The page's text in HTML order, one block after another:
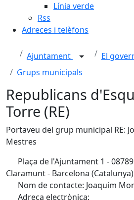
Línia verde
Rss
Adreces i telèfons
Ajuntament
El
Grups municipals
Republicans
Torre (RE)
Portaveu del grup municipal RE:
Mestres
Plaça de l'Ajuntament 1 -
Claramunt - Barcelona (Catalunya)
Nom de contacte: Joaquim
Adreça electrònica: